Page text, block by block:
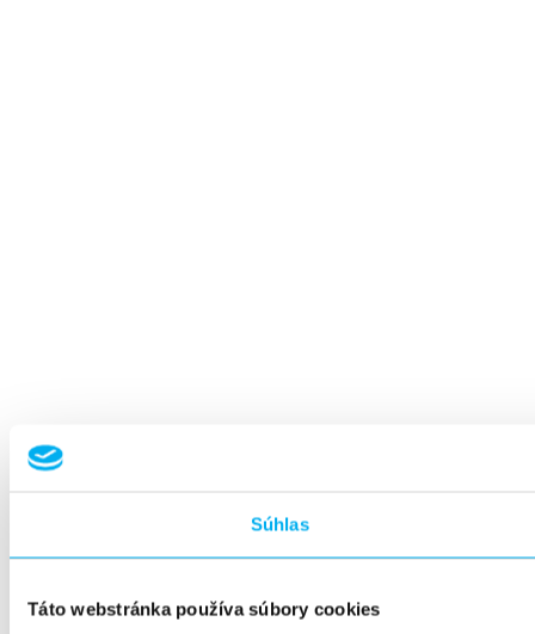
Súhlas
Táto webstránka používa súbory cookies